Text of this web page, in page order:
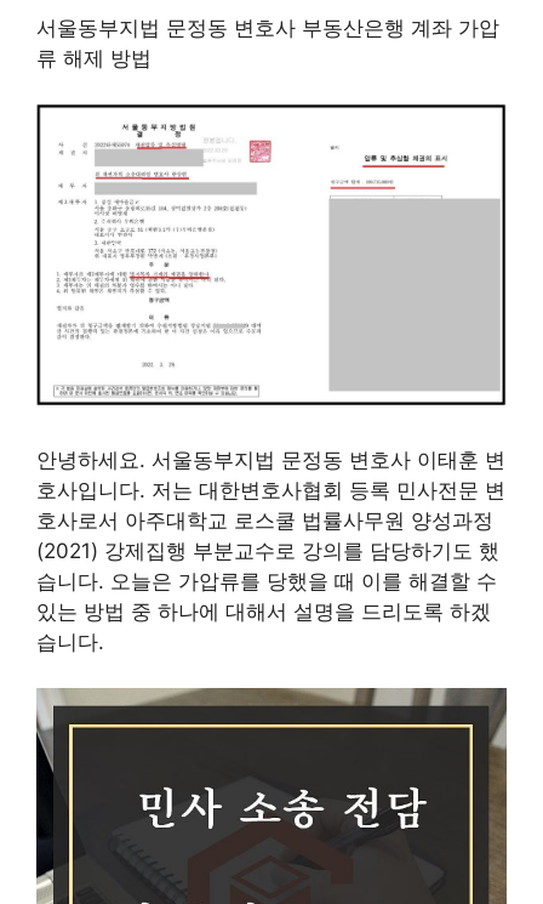
서울동부지법 문정동 변호사 부동산은행 계좌 가압
류 해제 방법
안녕하세요. 서울동부지법 문정동 변호사 이태훈 변
호사입니다. 저는 대한변호사협회 등록 민사전문 변
호사로서 아주대학교 로스쿨 법률사무원 양성과정
(2021) 강제집행 부분교수로 강의를 담당하기도 했
습니다. 오늘은 가압류를 당했을 때 이를 해결할 수
있는 방법 중 하나에 대해서 설명을 드리도록 하겠
습니다.